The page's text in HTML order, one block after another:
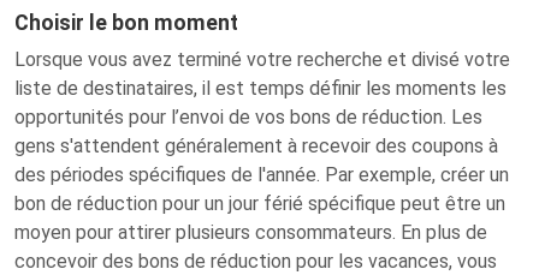
Choisir le bon moment
Lorsque vous avez terminé votre recherche et divisé votre
liste de destinataires, il est temps définir les moments les
opportunités pour l’envoi de vos bons de réduction. Les
gens s'attendent généralement à recevoir des coupons à
des périodes spécifiques de l'année. Par exemple, créer un
bon de réduction pour un jour férié spécifique peut être un
moyen pour attirer plusieurs consommateurs. En plus de
concevoir des bons de réduction pour les vacances, vous